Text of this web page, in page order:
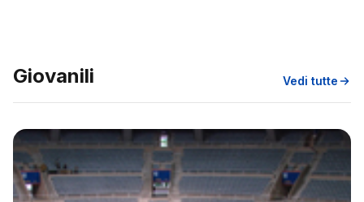
Giovanili Vedi tutte